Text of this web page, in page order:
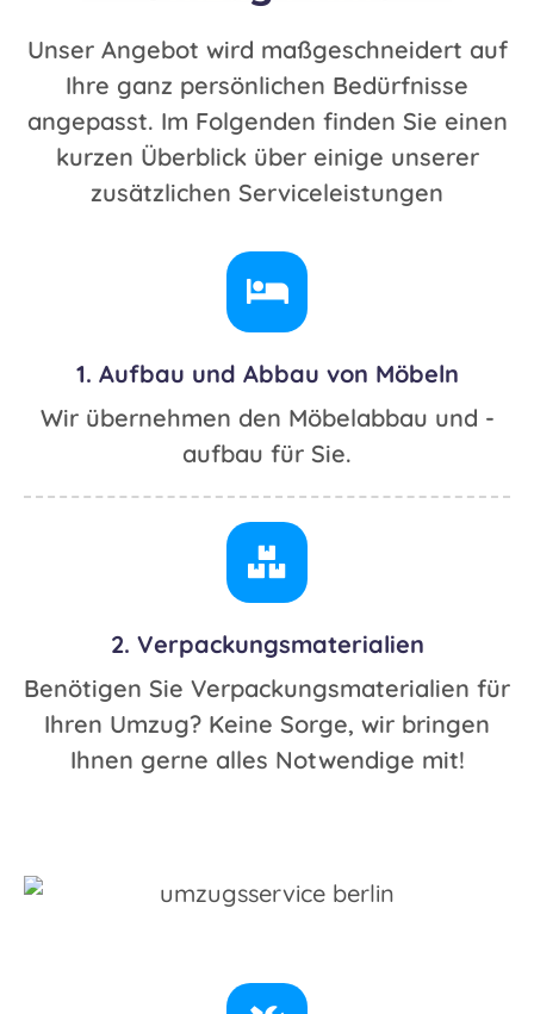
Unser Angebot wird maßgeschneidert auf
Ihre ganz persönlichen Bedürfnisse
angepasst. Im Folgenden finden Sie einen
kurzen Überblick über einige unserer
zusätzlichen Serviceleistungen
1. Aufbau und Abbau von Möbeln
Wir übernehmen den Möbelabbau und -
aufbau für Sie.
2. Verpackungsmaterialien
Benötigen Sie Verpackungsmaterialien für
Ihren Umzug? Keine Sorge, wir bringen
Ihnen gerne alles Notwendige mit!